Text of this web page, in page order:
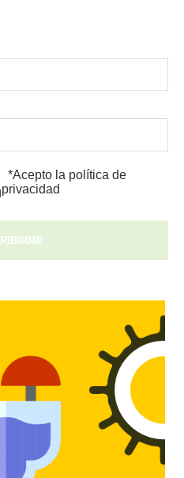
*Acepto la política de
privacidad